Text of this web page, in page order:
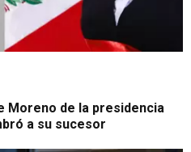
Moreno de la presidencia
a su sucesor